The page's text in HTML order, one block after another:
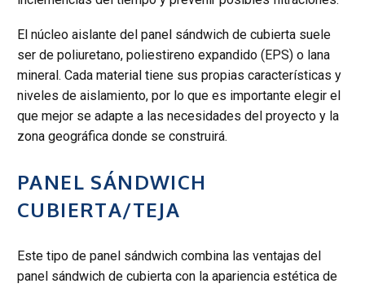
El núcleo aislante del panel sándwich de cubierta suele
ser de poliuretano, poliestireno expandido (EPS) o lana
mineral. Cada material tiene sus propias características y
niveles de aislamiento, por lo que es importante elegir el
que mejor se adapte a las necesidades del proyecto y la
zona geográfica donde se construirá.
PANEL SÁNDWICH
CUBIERTA/TEJA
Este tipo de panel sándwich combina las ventajas del
panel sándwich de cubierta con la apariencia estética de